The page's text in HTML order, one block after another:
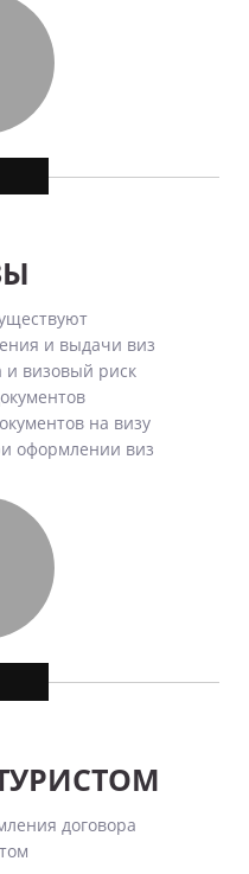
и выдачи виз
и визовый риск
на визу
оформлении виз
договора